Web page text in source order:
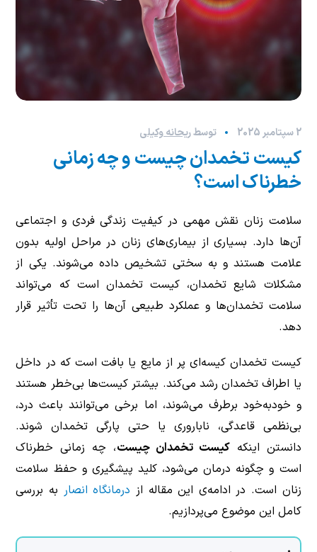
2 سپتامبر 2025 توسطریحانه وکیلی
کیست تخمدان چیست و چه زمانی
خطرناک است؟
سلامت زنان نقش مهمی در کیفیت زندگی فردی و اجتماعی
آن‌ها دارد. بسیاری از بیماری‌های زنان در مراحل اولیه بدون
علامت هستند و به سختی تشخیص داده می‌شوند. یکی از
مشکلات شایع تخمدان، کیست تخمدان است که می‌تواند
سلامت تخمدان‌ها و عملکرد طبیعی آن‌ها را تحت تأثیر قرار
دهد.
کیست تخمدان کیسه‌ای پر از مایع یا بافت است که در داخل
یا اطراف تخمدان رشد می‌کند. بیشتر کیست‌ها بی‌خطر هستند
و خودبه‌خود برطرف می‌شوند، اما برخی می‌توانند باعث درد،
بی‌نظمی قاعدگی، ناباروری یا حتی پارگی تخمدان شوند.
دانستن اینکهکیست تخمدان چیست، چه زمانی خطرناک
است و چگونه درمان می‌شود، کلید پیشگیری و حفظ سلامت
زنان است. در ادامه‌ی این مقاله از درمانگاه انصار به بررسی
کامل این موضوع می‌پردازیم.